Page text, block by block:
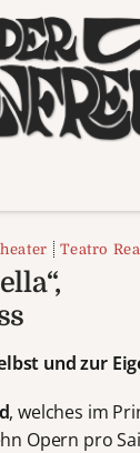
Teatro
und zur
, welches im
Opern pro